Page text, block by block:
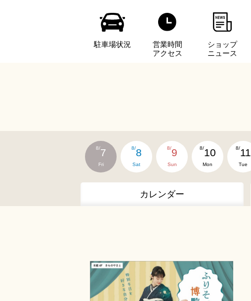
駐車場状況
営業時間
アクセス
ショップ
ニュース
8/7
Fri
8/8
Sat
8/9
Sun
8/10
Mon
8/11
Tue
カレンダー